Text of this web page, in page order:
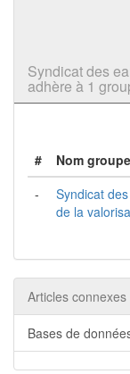
Syndicat des
adhère à 1
# Nom
-
Syndicat
de la
Articles connexes
Bases de